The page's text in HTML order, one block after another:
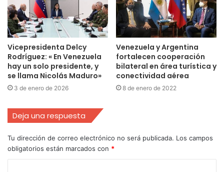
Vicepresidenta Delcy
Rodríguez: « En Venezuela
hay un solo presidente, y
se llama Nicolás Maduro»
3 de enero de 2026
Venezuela y Argentina
fortalecen cooperación
bilateral en área turística y
conectividad aérea
8 de enero de 2022
Deja una respuesta
Tu dirección de correo electrónico no será publicada. Los campos
obligatorios están marcados con *